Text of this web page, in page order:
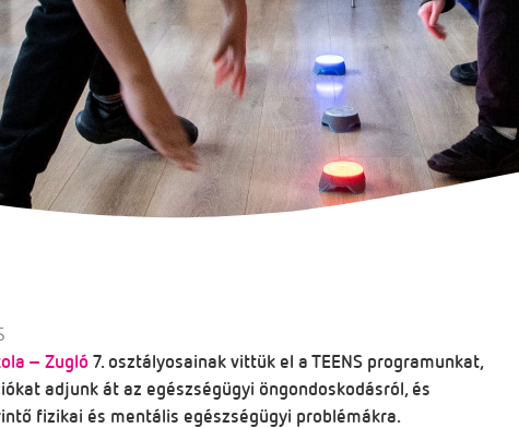
– Zugló 7. osztályosainak vittük el a TEENS programunkat,
adjunk át az egészségügyi öngondoskodásról, és
fizikai és mentális egészségügyi problémákra.